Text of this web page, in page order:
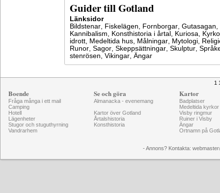
Guider till Gotland
Länksidor
Bildstenar, Fiskelägen, Fornborgar, Gutasagan,
Kannibalism, Konsthistoria i årtal , Kuriosa,
idrott, Medeltida hus, Målningar, Mytologi,
Runor, Sagor, Skeppsättningar, Skulptur,
stenrösen, Vikingar, Ängar
1
Boende
Fråga många i ett mail
Camping
Hotell
Lägenheter
Stugor och stuguthyrning
Vandrarhem
Se och göra
Almanacka - evenemang
Kartor över Gotland
Årtalshistoria
Konsthistoria
Kartor
Badplatser
Medeltida kyrkor
Visby ringmur
Ruiner i Visby
Ängar
Ortnamn på
- Annons? Kontakta: